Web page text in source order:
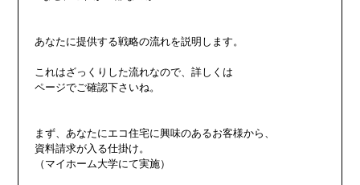
あなたに提供する戦略の流れを説明します。
これはざっくりした流れなので、詳しくは
ページでご確認下さいね。
まず、あなたにエコ住宅に興味のあるお客様から、
資料請求が入る仕掛け。
（マイホーム大学にて実施）